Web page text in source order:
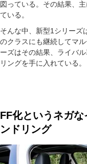
図っている。その結果、
ている。
そんな中、新型1シリーズ
のクラスにも継続してマ
ーズはその結果、ライバ
リングを手に入れている。
FF化というネガ
ンドリング